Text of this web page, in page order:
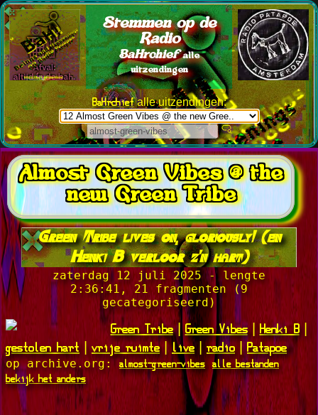
Stemmen op de
Radio
BaHrchief alle
uitzendingen
BaHrchiefalle uitzendingen:
Almost Green Vibes @ the
new Green Tribe
Green Tribe lives on, gloriously! (en
Henki B verloor z'n hart)
zaterdag 12 juli 2025 - lengte
2:36:41, 21 fragmenten (9
gecategoriseerd)
Green Tribe|Green Vibes|Henki B|
gestolen hart|vrije ruimte|live| radio |Patapoe
op archive.org:almost-green-vibes alle bestanden
bekijk het anders